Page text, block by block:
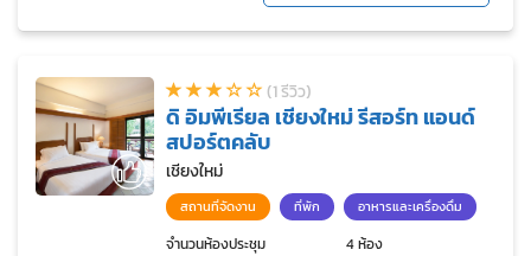
(1 รีวิว)
ดิ อิมพีเรียล เชียงใหม่ รีสอร์ท แอนด์
สปอร์ตคลับ
เชียงใหม่
สถานที่จัดงาน ที่พัก อาหารและเครื่องดื่ม
จำนวนห้องประชุม
4 ห้อง